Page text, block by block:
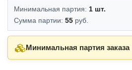
Минимальная партия: 1 шт.
Сумма партии: 55 руб.
Минимальная партия заказа